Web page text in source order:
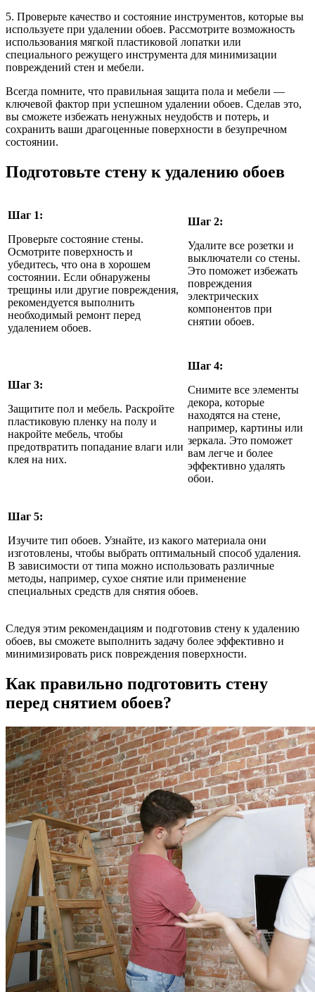
5. Проверьте качество и состояние инструментов, которые вы
используете при удалении обоев. Рассмотрите возможность
использования мягкой пластиковой лопатки или
специального режущего инструмента для минимизации
повреждений стен и мебели.
Всегда помните, что правильная защита пола и мебели —
ключевой фактор при успешном удалении обоев. Сделав это,
вы сможете избежать ненужных неудобств и потерь, и
сохранить ваши драгоценные поверхности в безупречном
состоянии.
Подготовьте стену к удалению обоев
Шаг 1:
Проверьте состояние стены.
Осмотрите поверхность и
убедитесь, что она в хорошем
состоянии. Если обнаружены
трещины или другие повреждения,
рекомендуется выполнить
необходимый ремонт перед
удалением обоев.
Шаг 2:
Удалите все розетки и
выключатели со стены.
Это поможет избежать
повреждения
электрических
компонентов при
снятии обоев.
Шаг 3:
Защитите пол и мебель. Раскройте
пластиковую пленку на полу и
накройте мебель, чтобы
предотвратить попадание влаги или
клея на них.
Шаг 4:
Снимите все элементы
декора, которые
находятся на стене,
например, картины или
зеркала. Это поможет
вам легче и более
эффективно удалять
обои.
Шаг 5:
Изучите тип обоев. Узнайте, из какого материала они
изготовлены, чтобы выбрать оптимальный способ удаления.
В зависимости от типа можно использовать различные
методы, например, сухое снятие или применение
специальных средств для снятия обоев.
Следуя этим рекомендациям и подготовив стену к удалению
обоев, вы сможете выполнить задачу более эффективно и
минимизировать риск повреждения поверхности.
Как правильно подготовить стену
перед снятием обоев?